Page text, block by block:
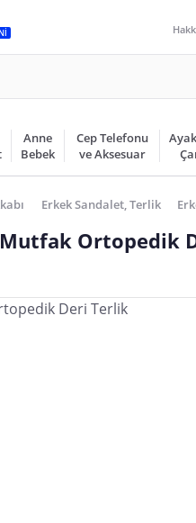
Anne
Bebek
Cep Telefonu
ve Aksesuar
Erkek Sandalet, Terlik
Ortopedik